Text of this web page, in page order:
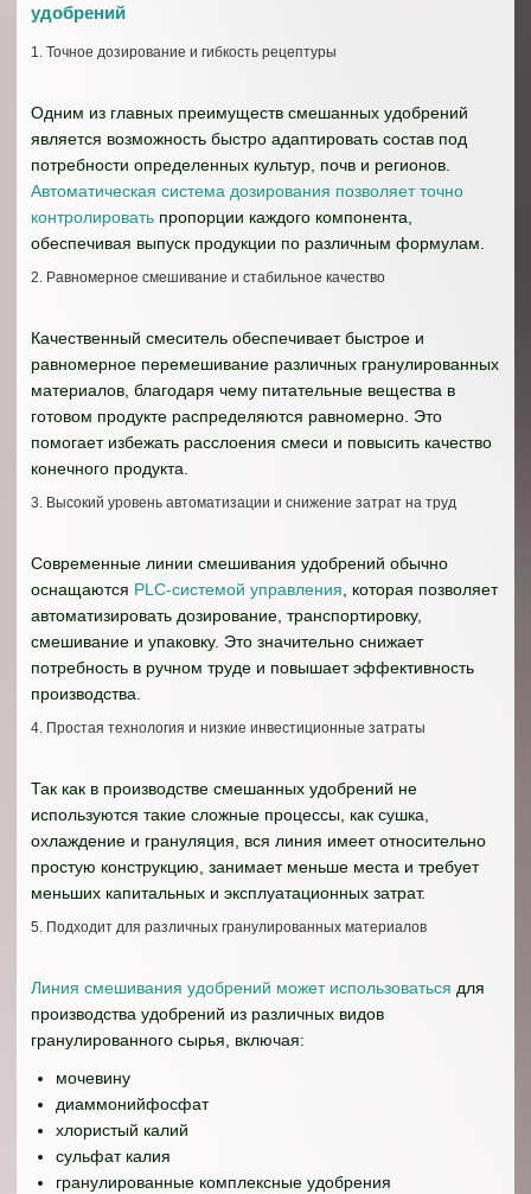
удобрений
1. Точное дозирование и гибкость рецептуры
Одним из главных преимуществ смешанных удобрений
является возможность быстро адаптировать состав под
потребности определенных культур, почв и регионов.
Автоматическая система дозирования позволяет точно
контролировать пропорции каждого компонента,
обеспечивая выпуск продукции по различным формулам.
2. Равномерное смешивание и стабильное качество
Качественный смеситель обеспечивает быстрое и
равномерное перемешивание различных гранулированных
материалов, благодаря чему питательные вещества в
готовом продукте распределяются равномерно. Это
помогает избежать расслоения смеси и повысить качество
конечного продукта.
3. Высокий уровень автоматизации и снижение затрат на труд
Современные линии смешивания удобрений обычно
оснащаются PLC-системой управления, которая позволяет
автоматизировать дозирование, транспортировку,
смешивание и упаковку. Это значительно снижает
потребность в ручном труде и повышает эффективность
производства.
4. Простая технология и низкие инвестиционные затраты
Так как в производстве смешанных удобрений не
используются такие сложные процессы, как сушка,
охлаждение и грануляция, вся линия имеет относительно
простую конструкцию, занимает меньше места и требует
меньших капитальных и эксплуатационных затрат.
5. Подходит для различных гранулированных материалов
Линия смешивания удобрений может использоваться для
производства удобрений из различных видов
гранулированного сырья, включая:
мочевину
диаммонийфосфат
хлористый калий
сульфат калия
гранулированные комплексные удобрения